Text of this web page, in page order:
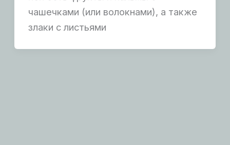
чашечками (или волокнами), а также
злаки с листьями